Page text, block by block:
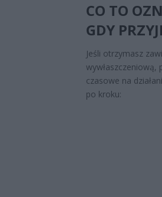
CO TO
GDY
Jeśli otrzymasz
czasowe na
po kroku: